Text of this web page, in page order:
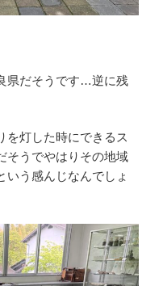
県だそうです…逆に残
を灯した時にできるス
そうでやはりその地域
いう感んじなんでしょ